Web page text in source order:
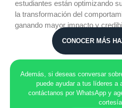
estudiantes están optimizando
la transformación del
ganando mayor impacto y
CONOCER MÁS
Además, si deseas conversar
puede ayudar a tus líderes a
contáctanos por WhatsApp y